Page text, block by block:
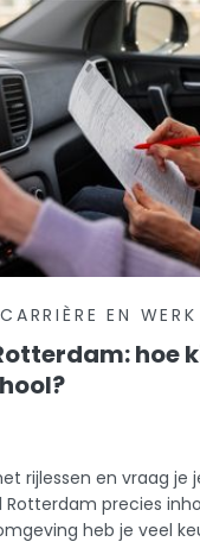
EN WERK
hoe
rijlessen en vraag je
Rotterdam precies
heb je veel